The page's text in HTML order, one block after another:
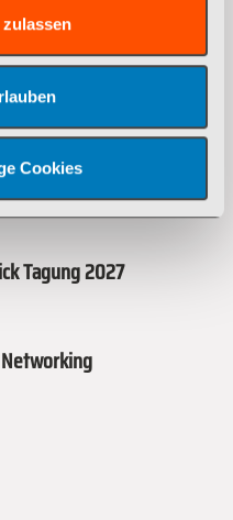
Cookies
für eine
Praxisbeispiele
Tagung 2027